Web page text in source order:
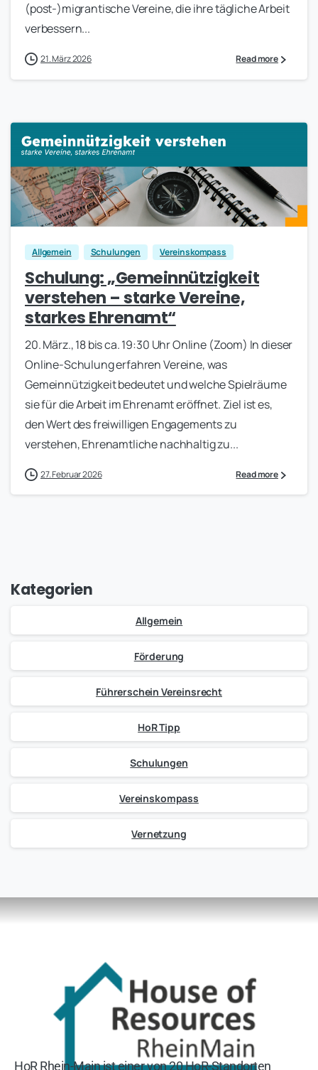
(post-)migrantische Vereine, die ihre tägliche Arbeit
verbessern...
21. März 2026 Read more
0
Allgemein Schulungen Vereinskompass
Schulung: „Gemeinnützigkeit
verstehen – starke Vereine,
starkes Ehrenamt“
20. März., 18 bis ca. 19:30 Uhr Online (Zoom) In dieser
Online-Schulung erfahren Vereine, was
Gemeinnützigkeit bedeutet und welche Spielräume
sie für die Arbeit im Ehrenamt eröffnet. Ziel ist es,
den Wert des freiwilligen Engagements zu
verstehen, Ehrenamtliche nachhaltig zu...
27. Februar 2026 Read more
Kategorien
Allgemein
Förderung
Führerschein Vereinsrecht
HoR Tipp
Schulungen
Vereinskompass
Vernetzung
HoR Rhein-Main ist einer von 20 HoR-Standorten